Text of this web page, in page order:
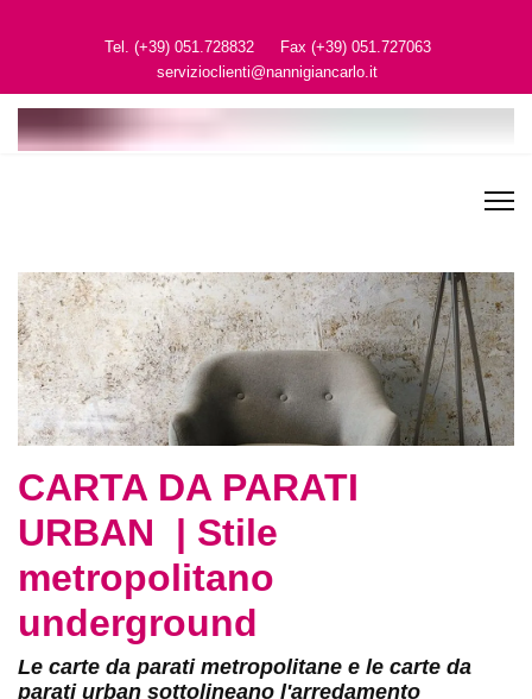
Tel. (+39) 051.728832
Fax (+39) 051.727063
servizioclienti@nannigiancarlo.it
CARTA DA PARATI URBAN |
Stile metropolitano
underground
Le carte da parati metropolitane e le carte da parati
urban sottolineano l'arredamento contemporaneo